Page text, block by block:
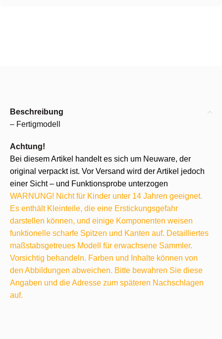
Beschreibung
– Fertigmodell
Achtung!
Bei diesem Artikel handelt es sich um Neuware, der
original verpackt ist. Vor Versand wird der Artikel jedoch
einer Sicht – und Funktionsprobe unterzogen
WARNUNG! Nicht für Kinder unter 14 Jahren geeignet.
Es enthält Kleinteile, die eine Erstickungsgefahr
darstellen können, und einige Komponenten weisen
funktionelle scharfe Spitzen und Kanten auf. Detailliertes
maßstabsgetreues Modell für erwachsene Sammler.
Vorsichtig behandeln. Farben und Inhalte können von
den Abbildungen abweichen. Bitte bewahren Sie diese
Angaben und die Adresse zum späteren Nachschlagen
auf.